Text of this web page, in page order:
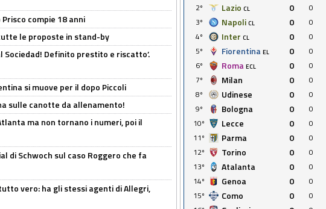
compie 18 anni
le proposte in stand-by
Sociedad! Definito prestito e riscatto’.
si muove per il dopo Piccoli
sulle canotte da allenamento!
ma non tornano i numeri, poi il
di Schwoch sul caso Roggero che fa
vero: ha gli stessi agenti di Allegri,
2º
Lazio CL 0 0
3º
Napoli CL 0 0
4º
Inter CL 0 0
5º
Fiorentina EL 0 0
6º
Roma ECL 0 0
7º
Milan 0 0
8º
Udinese 0 0
9º
Bologna 0 0
10º
Lecce 0 0
11º
Parma 0 0
12º
Torino 0 0
13º
Atalanta 0 0
14º
Genoa 0 0
15º
Como 0 0